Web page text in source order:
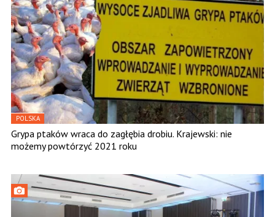
POLSKA
Grypa ptaków wraca do zagłębia drobiu. Krajewski: nie
możemy powtórzyć 2021 roku